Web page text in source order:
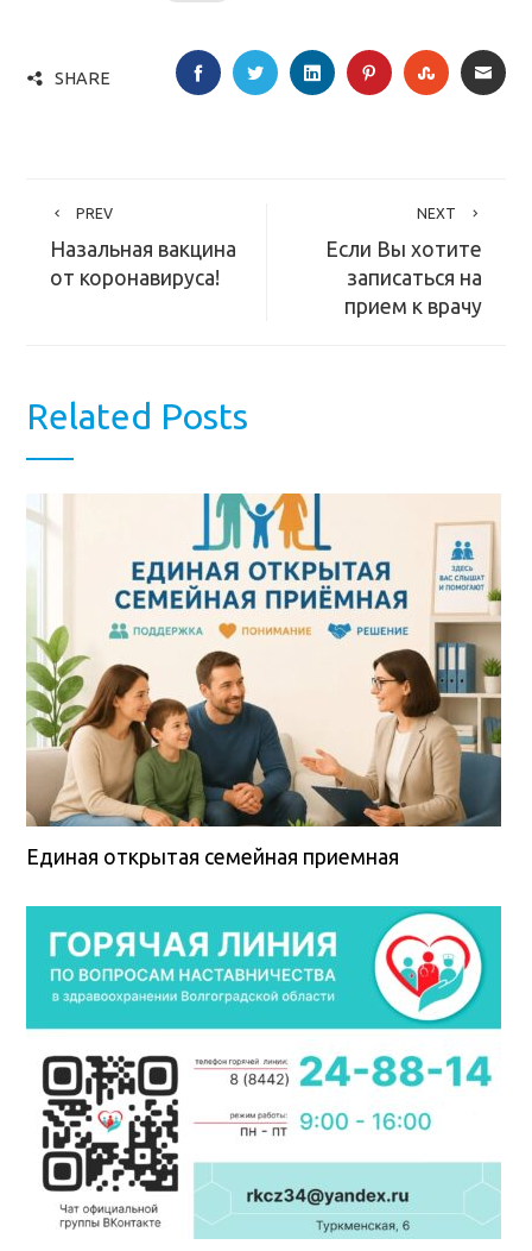
SHARE FACEBOOKTWITTERLINKEDINPINTEREST
PREV
Назальная вакцина
от коронавируса!
NEXT
Если Вы хотите
записаться на
прием к врачу
Related Posts
Единая открытая семейная приемная